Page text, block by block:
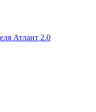
Атлант 2.0